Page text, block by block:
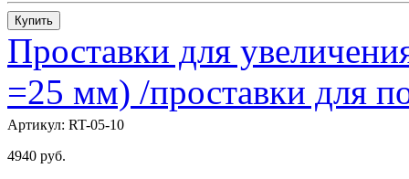
Купить
Проставки для
=25 мм) /проставки для
Артикул: RT-05-10
4940 руб.